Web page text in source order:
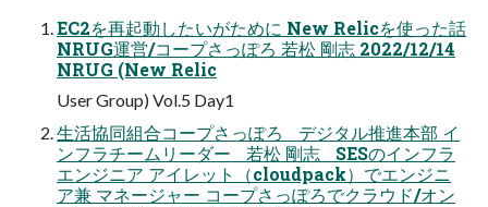
EC2を再起動したいがために New Relicを使った話
NRUG運営/コープさっぽろ 若松 剛志 2022/12/14
NRUG (New Relic
User Group) Vol.5 Day1
生活協同組合コープさっぽろ デジタル推進本部 イ
ンフラチームリーダー 若松 剛志 SESのインフラ
エンジニア アイレット（cloudpack）でエンジニ
ア兼 マネージャー コープさっぽろでクラウド/オン